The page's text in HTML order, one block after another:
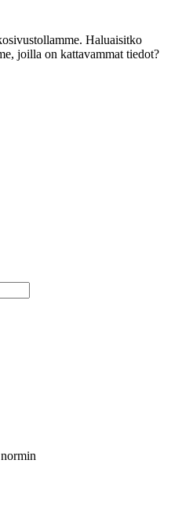
Haluaisitko
joilla on kattavammat tiedot?